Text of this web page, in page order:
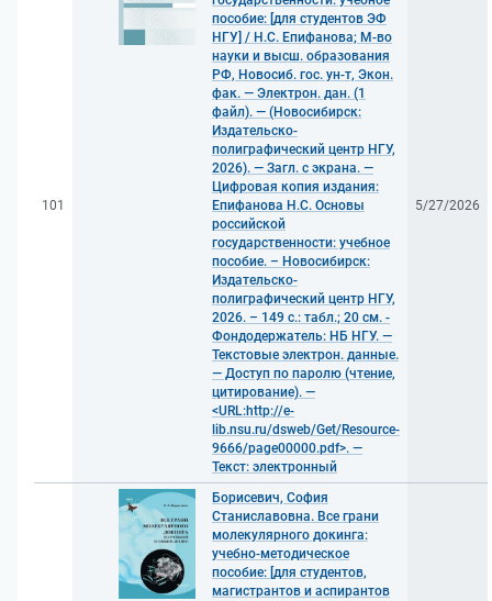
101
пособие: [для студентов ЭФ
НГУ] / Н.С. Епифанова; М-во
науки и высш. образования
РФ, Новосиб. гос. ун-т, Экон.
фак. — Электрон. дан. (1
файл). — (Новосибирск:
Издательско-
полиграфический центр НГУ,
2026). — Загл. с экрана. —
Цифровая копия издания:
Епифанова Н.С. Основы
российской
государственности: учебное
пособие. – Новосибирск:
Издательско-
полиграфический центр НГУ,
2026. – 149 с.: табл.; 20 см. -
Фондодержатель: НБ НГУ. —
Текстовые электрон. данные.
— Доступ по паролю (чтение,
цитирование). —
<URL:http://e-
lib.nsu.ru/dsweb/Get/Resource-
9666/page00000.pdf>. —
Текст: электронный
5/27/2026
Борисевич, София
Станиславовна. Все грани
молекулярного докинга:
учебно-методическое
пособие: [для студентов,
магистрантов и аспирантов